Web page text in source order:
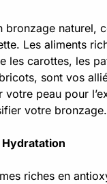
bronzage naturel,
Les aliments
les carottes, les
sont vos
votre peau pour
votre bronzage.
riches en